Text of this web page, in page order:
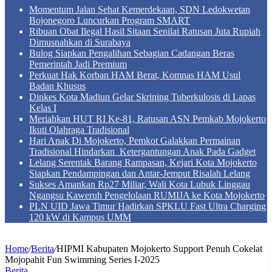
Momentum Jalan Sehat Kemerdekaan, SDN Ledokwetan
Bojonegoro Luncurkan Program SMART
Ribuan Obat Ilegal Hasil Sitaan Senilai Ratusan Juta Rupiah
Dimusnahkan di Surabaya
Bulog Siapkan Pengalihan Sebagian Cadangan Beras
Pemerintah Jadi Premium
Perkuat Hak Korban HAM Berat, Komnas HAM Usul
Badan Khusus
Dinkes Kota Madiun Gelar Skrining Tuberkulosis di Lapas
Kelas I
Meriahkan HUT RI Ke-81, Ratusan ASN Pemkab Mojokerto
Ikuti Olahraga Tradisional
Hari Anak Di Mojokerto, Pemkot Galakkan Permainan
Tradisional Hindarkan Ketergantungan Anak Pada Gadget
Lelang Serentak Barang Rampasan, Kejari Kota Mojokerto
Siapkan Pendampingan dan Antar-Jemput Risalah Lelang
Sukses Amankan Rp27 Miliar, Wali Kota Lubuk Linggau
Ngangsu Kaweruh Pengelolaan RUMIJA ke Kota Mojokerto
PLN UID Jawa Timur Hadirkan SPKLU Fast Ultra Charging
120 kW di Kampus UMM
Home/Berita/HIPMI Kabupaten Mojokerto Support Penuh Cokelat
Mojopahit Fun Swimming Series I-2025